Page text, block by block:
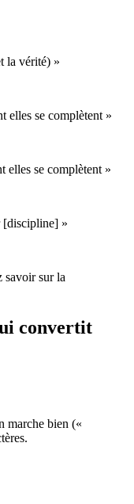
la vérité) »
elles se complètent »
elles se complètent »
[discipline] »
savoir sur la
convertit
marche bien («